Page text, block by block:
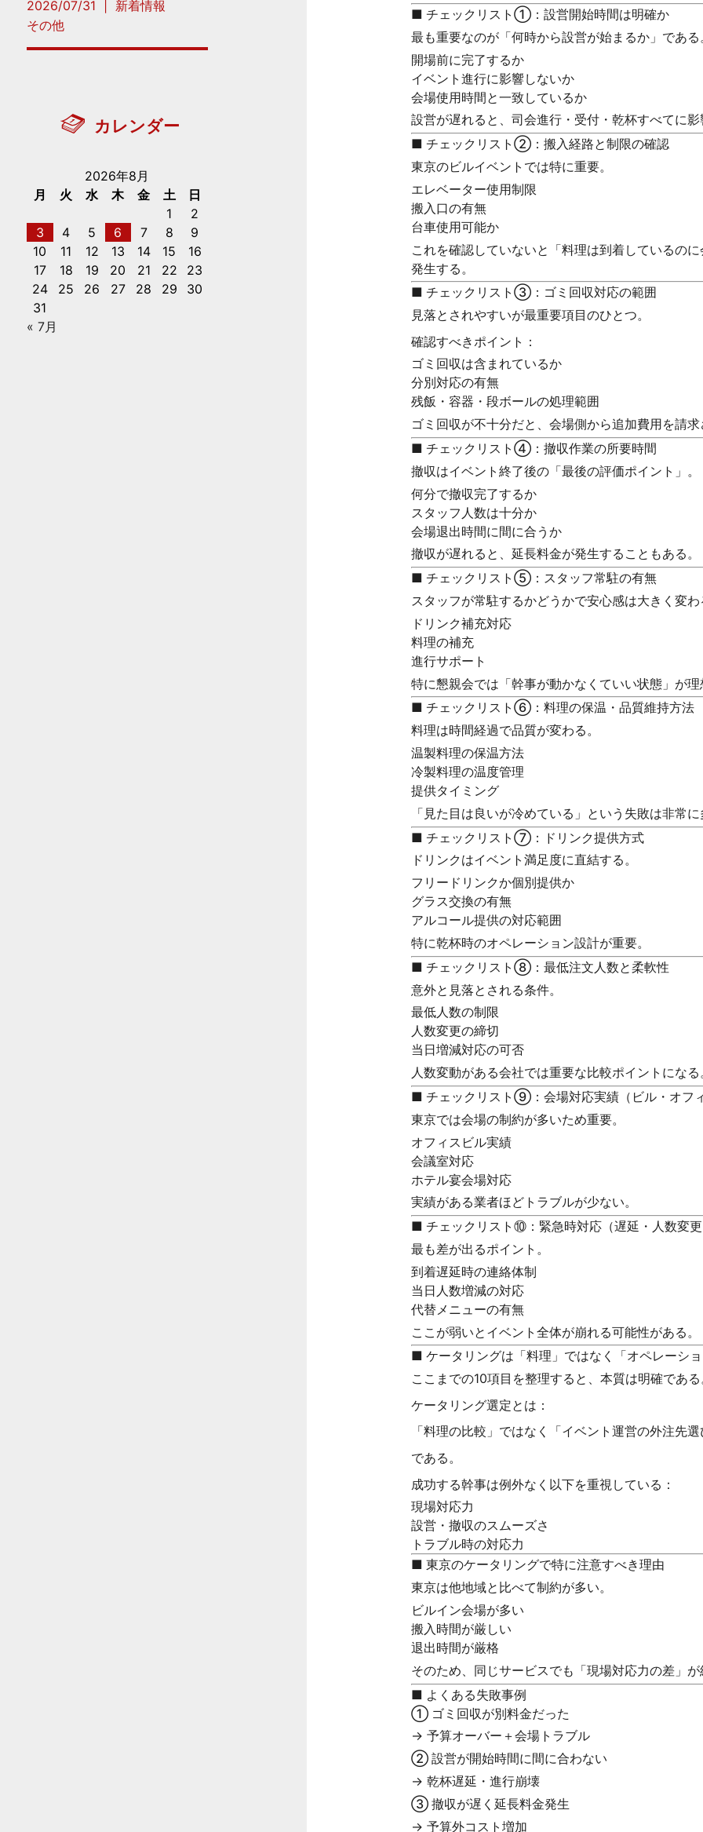
■ チェックリスト①：設営開始時間は明確か
最も重要なのが「何時から設営が始まるか」である
開場前に完了するか
イベント進行に影響しないか
会場使用時間と一致しているか
設営が遅れると、司会進行・受付・乾杯すべてに影
■ チェックリスト②：搬入経路と制限の確認
東京のビルイベントでは特に重要。
エレベーター使用制限
搬入口の有無
台車使用可能か
これを確認していないと「料理は到着しているの
発生する。
■ チェックリスト③：ゴミ回収対応の範囲
見落とされやすいが最重要項目のひとつ。
確認すべきポイント：
ゴミ回収は含まれているか
分別対応の有無
残飯・容器・段ボールの処理範囲
ゴミ回収が不十分だと、会場側から追加費用を請求
■ チェックリスト④：撤収作業の所要時間
撤収はイベント終了後の「最後の評価ポイント」。
何分で撤収完了するか
スタッフ人数は十分か
会場退出時間に間に合うか
撤収が遅れると、延長料金が発生することもある。
■ チェックリスト⑤：スタッフ常駐の有無
スタッフが常駐するかどうかで安心感は大きく変わ
ドリンク補充対応
料理の補充
進行サポート
特に懇親会では「幹事が動かなくていい状態」が理
■ チェックリスト⑥：料理の保温・品質維持方法
料理は時間経過で品質が変わる。
温製料理の保温方法
冷製料理の温度管理
提供タイミング
「見た目は良いが冷めている」という失敗は非常に
■ チェックリスト⑦：ドリンク提供方式
ドリンクはイベント満足度に直結する。
フリードリンクか個別提供か
グラス交換の有無
アルコール提供の対応範囲
特に乾杯時のオペレーション設計が重要。
■ チェックリスト⑧：最低注文人数と柔軟性
意外と見落とされる条件。
最低人数の制限
人数変更の締切
当日増減対応の可否
人数変動がある会社では重要な比較ポイントになる
■ チェックリスト⑨：会場対応実績（ビル・オフィ
東京では会場の制約が多いため重要。
オフィスビル実績
会議室対応
ホテル宴会場対応
実績がある業者ほどトラブルが少ない。
■ チェックリスト⑩：緊急時対応（遅延・人数変更
最も差が出るポイント。
到着遅延時の連絡体制
当日人数増減の対応
代替メニューの有無
ここが弱いとイベント全体が崩れる可能性がある。
■ ケータリングは「料理」ではなく「オペレーシ
ここまでの10項目を整理すると、本質は明確である
ケータリング選定とは：
「料理の比較」ではなく「イベント運営の外注先選
である。
成功する幹事は例外なく以下を重視している：
現場対応力
設営・撤収のスムーズさ
トラブル時の対応力
■ 東京のケータリングで特に注意すべき理由
東京は他地域と比べて制約が多い。
ビルイン会場が多い
搬入時間が厳しい
退出時間が厳格
そのため、同じサービスでも「現場対応力の差」が
■ よくある失敗事例
① ゴミ回収が別料金だった
→ 予算オーバー＋会場トラブル
② 設営が開始時間に間に合わない
→ 乾杯遅延・進行崩壊
③ 撤収が遅く延長料金発生
→ 予算外コスト増加
2026/07/31
新着情報
その他
カレンダー
2026年8月
月
火 水 木 金 土
日
1
2
3
4 5 6 7 8
9
10
11 12 13 14 15
16
17
18 19 20 21 22
23
24
25 26 27 28 29
30
31
« 7月